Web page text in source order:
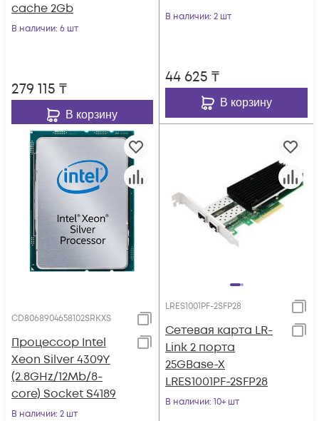
cache 2Gb
В наличии: 6 шт
279 115 ₸
В корзину
В наличии: 2 шт
44 625 ₸
В корзину
CD8068904658102SRKXS
Процессор Intel
Xeon Silver 4309Y
(2.8GHz/12Mb/8-
core) Socket S4189
В наличии: 2 шт
LRES1001PF-2SFP28
Сетевая карта LR-
Link 2 порта
25GBase-X
LRES1001PF-2SFP28
В наличии: 10+ шт